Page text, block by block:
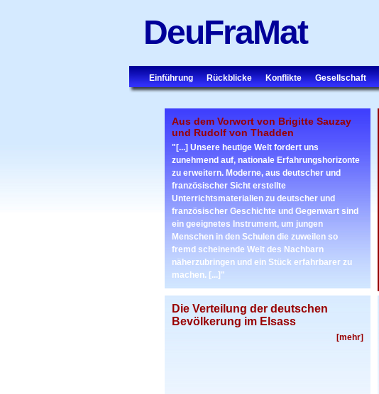
DeuFraMat
Einführung Rückblicke Konflikte Gesellschaft
Aus dem Vorwort von Brigitte Sauzay
und Rudolf von Thadden
"[...] Unsere heutige Welt fordert uns
zunehmend auf, nationale Erfahrungshorizonte
zu erweitern. Moderne, aus deutscher und
französischer Sicht erstellte
Unterrichtsmaterialien zu deutscher und
französischer Geschichte und Gegenwart sind
ein geeignetes Instrument, um jungen
Menschen in den Schulen die zuweilen so
fremd scheinende Welt des Nachbarn
näherzubringen und ein Stück erfahrbarer zu
machen. [...]"
Die Verteilung der deutschen
Bevölkerung im Elsass
[mehr]